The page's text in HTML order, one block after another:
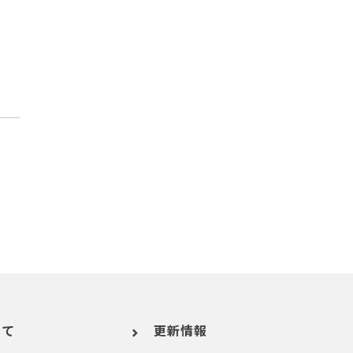
更新情報